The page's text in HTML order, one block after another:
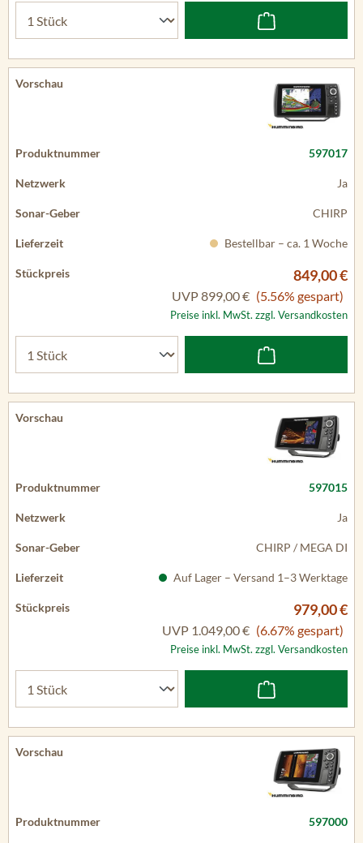
597017
Ja
CHIRP
Bestellbar – ca. 1 Woche
849,00 €
UVP899,00 € (5.56% gespart)
Preise inkl. MwSt. zzgl. Versandkosten
597015
Ja
CHIRP / MEGA DI
Auf Lager – Versand 1–3 Werktage
979,00 €
UVP 1.049,00 € (6.67% gespart)
Preise inkl. MwSt. zzgl. Versandkosten
597000